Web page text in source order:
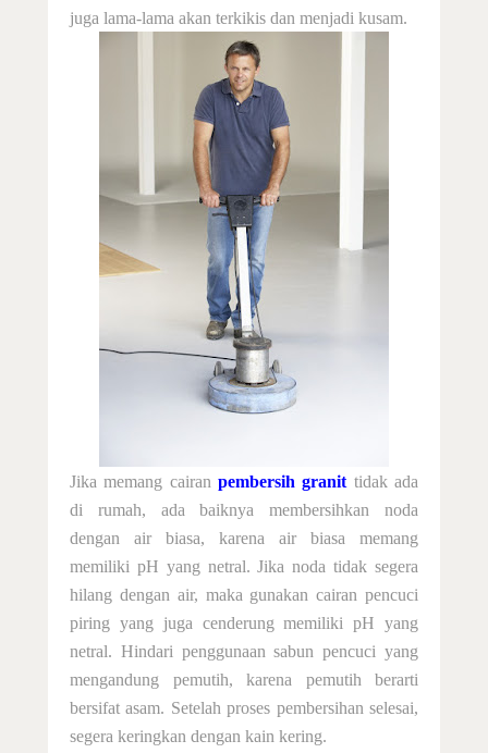
juga lama-lama akan terkikis dan menjadi kusam.
Jika memang cairan pembersih granit tidak ada
di rumah, ada baiknya membersihkan noda
dengan air biasa, karena air biasa memang
memiliki pH yang netral. Jika noda tidak segera
hilang dengan air, maka gunakan cairan pencuci
piring yang juga cenderung memiliki pH yang
netral. Hindari penggunaan sabun pencuci yang
mengandung pemutih, karena pemutih berarti
bersifat asam. Setelah proses pembersihan selesai,
segera keringkan dengan kain kering.